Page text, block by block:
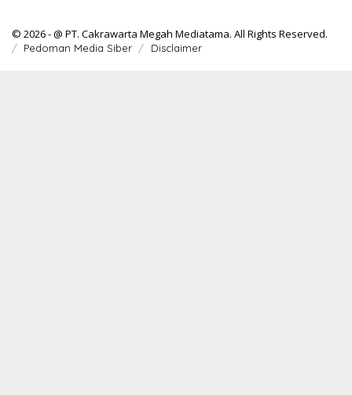
© 2026 - @ PT. Cakrawarta Megah Mediatama. All Rights Reserved.
Pedoman Media Siber Disclaimer